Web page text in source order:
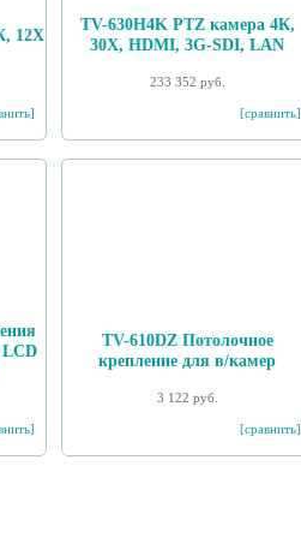
12X
TV-630H4K PTZ камера 4К,
30X, HDMI, 3G-SDI, LAN
233 352 руб.
[сравнить]
TV-610DZ Потолочное
крепление для в/камер
3 122 руб.
[сравнить]